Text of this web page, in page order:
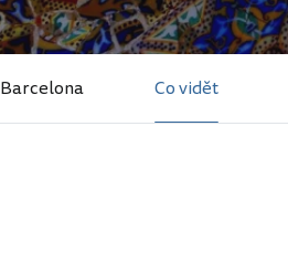
Barcelona Co vidět